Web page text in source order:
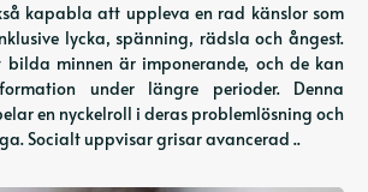
kapabla att uppleva en rad känslor som
lycka, spänning, rädsla och ångest.
minnen är imponerande, och de kan
under längre perioder. Denna
en nyckelroll i deras problemlösning och
Socialt uppvisar grisar avancerad ..